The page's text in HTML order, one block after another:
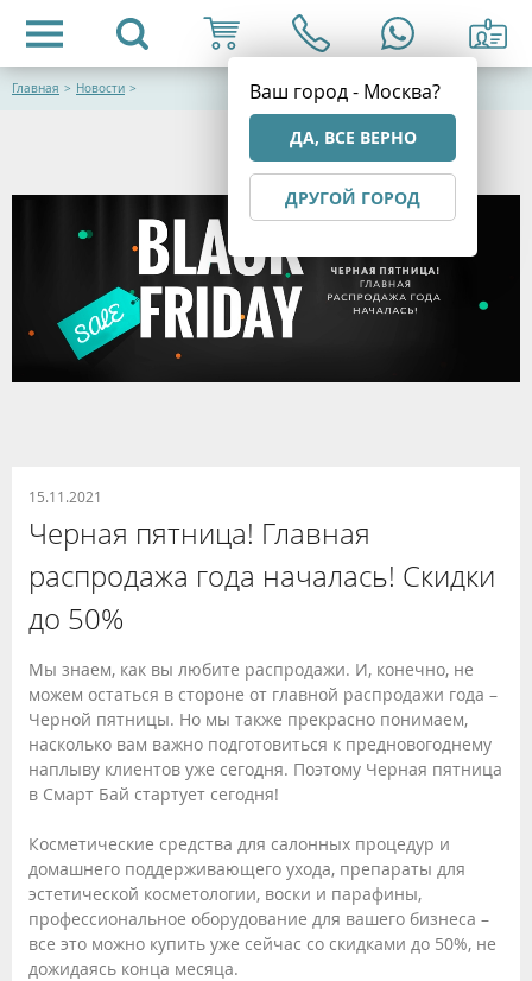
Ваш город - Москва?
ДА, ВСЕ ВЕРНО
ДРУГОЙ ГОРОД
Главная > Новости >
15.11.2021
Черная пятница! Главная
распродажа года началась! Скидки
до 50%
Мы знаем, как вы любите распродажи. И, конечно, не
можем остаться в стороне от главной распродажи года –
Черной пятницы. Но мы также прекрасно понимаем,
насколько вам важно подготовиться к предновогоднему
наплыву клиентов уже сегодня. Поэтому Черная пятница
в Смарт Бай стартует сегодня!
Косметические средства для салонных процедур и
домашнего поддерживающего ухода, препараты для
эстетической косметологии, воски и парафины,
профессиональное оборудование для вашего бизнеса –
все это можно купить уже сейчас со скидками до 50%, не
дожидаясь конца месяца.